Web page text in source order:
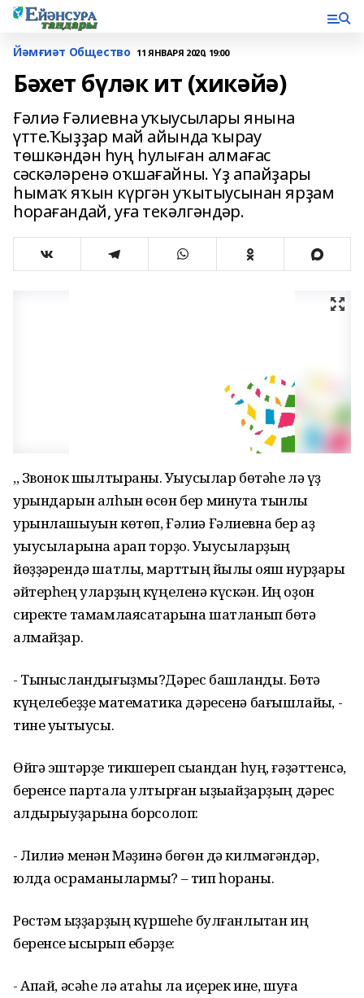
Йәмғиәт Общество 11 ЯНВАРЯ 2020, 19:00
Бәхет бүләк ит (хикәйә)
Ғәлиә Ғәлиевна уҡыусылары янына
үтте.Ҡыҙҙар май айында ҡырау
төшкәндән һуң һулыған алмағас
сәскәләренә оҡшағайны. Үҙ апайҙары
һымаҡ яҡын күргән уҡытыусынан ярҙам
һорағандай, уға текәлгәндәр.
,, Звонок шылтыраны. Уҡыусылар бөтәһе лә үҙ
урындарын алһын өсөн бер минутҡа тынлыҡ
урынлашыуын көтөп, Ғәлиә Ғәлиевна бер аҙ
уҡыусыларына ҡарап торҙо. Уҡыусыларҙың
йөҙҙәрендә шатлыҡ, марттың йылы ҡояш нурҙары
әйтерһең уларҙың күңеленә күскән. Иң оҙон
сиректе тамамлаясаҡтарына шатланып бөтә
алмайҙар.
- Тынысландығыҙмы?Дәрес башланды. Бөтә
күңелебеҙҙе математика дәресенә бағышлайыҡ, -
тине уҡытыусы.
Өйгә эштәрҙе тикшереп сыҡҡандан һуң, ғәҙәттенсә,
беренсе партала ултырған ҡыҙыҡайҙарҙың дәрес
ҡалдырыуҙарына борсолоп:
- Лилиә менән Мәҙинә бөгөн дә килмәгәндәр,
юлда осраманылармы? – тип һораны.
Рөстәм ҡыҙҙарҙың күршеһе булғанлыҡтан иң
беренсе ҡысҡырып ебәрҙе:
- Апай, әсәһе лә атаһы ла иҫерек ине, шуға